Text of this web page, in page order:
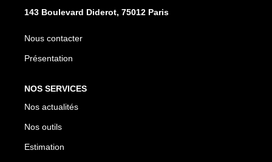
143 Boulevard Diderot, 75012 Paris
Nous contacter
Présentation
NOS SERVICES
Nos actualités
Nos outils
Estimation